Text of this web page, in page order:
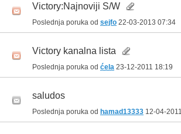
Victory:Najnoviji S/W
Poslednja poruka od sejfo 22-03-2013 07:34
Victory kanalna lista
Poslednja poruka od ćela 23-12-2011 18:19
saludos
Poslednja poruka od hamad13333 12-04-2011